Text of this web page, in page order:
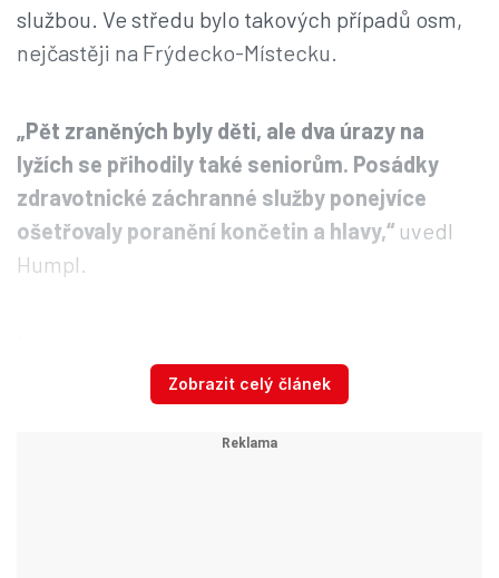
službou. Ve středu bylo takových případů osm,
nejčastěji na Frýdecko-Místecku.
„Pět zraněných byly děti, ale dva úrazy na
lyžích se přihodily také seniorům. Posádky
zdravotnické záchranné služby ponejvíce
ošetřovaly poranění končetin a hlavy,“ uvedl
Humpl.
dívka v Pstruží na Frýdecko-Místecku, kterou
vrtulník transportoval do ostravské fakultní
nemocnice. Po kolizi s jiným lyžařem a
Zobrazit celý článek